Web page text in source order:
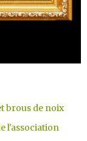
brous de noix
l'association